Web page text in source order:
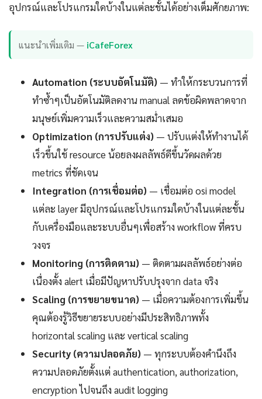
อุปกรณ์และโปรแกรมใดบ้างในแต่ละชั้นได้อย่างเต็มศักยภาพ:
แนะนำเพิ่มเติม — iCafeForex
Automation (ระบบอัตโนมัติ) — ทำให้กระบวนการที่
ทำซ้ำๆเป็นอัตโนมัติลดงาน manual ลดข้อผิดพลาดจาก
มนุษย์เพิ่มความเร็วและความสม่ำเสมอ
Optimization (การปรับแต่ง) — ปรับแต่งให้ทำงานได้
เร็วขึ้นใช้ resource น้อยลงผลลัพธ์ดีขึ้นวัดผลด้วย
metrics ที่ชัดเจน
Integration (การเชื่อมต่อ) — เชื่อมต่อ osi model
แต่ละ layer มีอุปกรณ์และโปรแกรมใดบ้างในแต่ละชั้น
กับเครื่องมือและระบบอื่นๆเพื่อสร้าง workflow ที่ครบ
วงจร
Monitoring (การติดตาม) — ติดตามผลลัพธ์อย่างต่อ
เนื่องตั้ง alert เมื่อมีปัญหาปรับปรุงจาก data จริง
Scaling (การขยายขนาด) — เมื่อความต้องการเพิ่มขึ้น
คุณต้องรู้วิธีขยายระบบอย่างมีประสิทธิภาพทั้ง
horizontal scaling และ vertical scaling
Security (ความปลอดภัย) — ทุกระบบต้องคำนึงถึง
ความปลอดภัยตั้งแต่ authentication, authorization,
encryption ไปจนถึง audit logging